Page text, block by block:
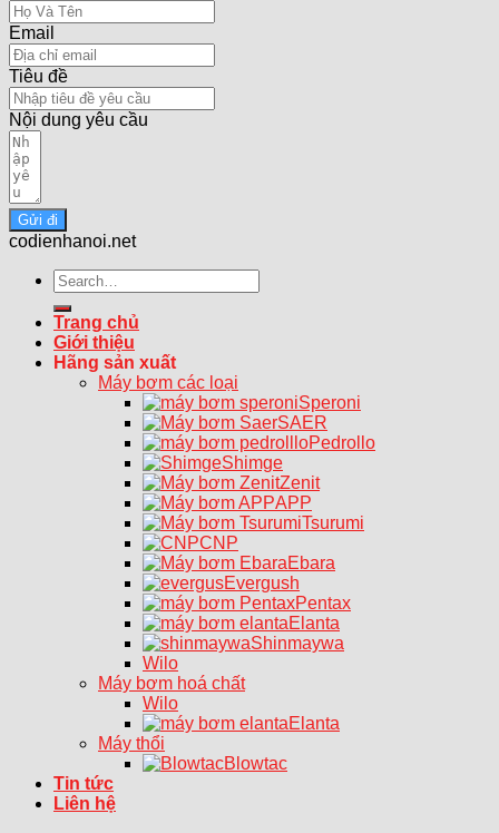
Email
Tiêu đề
Nội dung yêu cầu
Gửi đi
codienhanoi.net
Search
for:
Trang chủ
Giới thiệu
Hãng sản xuất
Máy bơm các loại
Speroni
SAER
Pedrollo
Shimge
Zenit
APP
Tsurumi
CNP
Ebara
Evergush
Pentax
Elanta
Shinmaywa
Wilo
Máy bơm hoá chất
Wilo
Elanta
Máy thổi
Blowtac
Tin tức
Liên hệ